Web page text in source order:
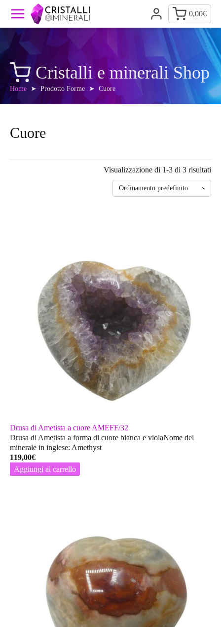
0,00€
Cristalli e minerali Shop
Home ➤ Prodotto Forme ➤ Cuore
Cuore
Visualizzazione di 1-3 di 3 risultati
Drusa di Ametista a cuore AMEFF/32
Drusa di Ametista a forma di cuore bianca e violaNome del
minerale in inglese: Amethyst
119,00€
Aggiungi al carrello